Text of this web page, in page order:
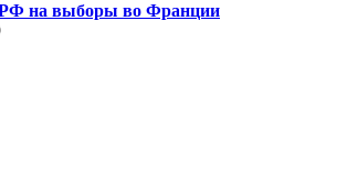
РФ на выборы во Франции